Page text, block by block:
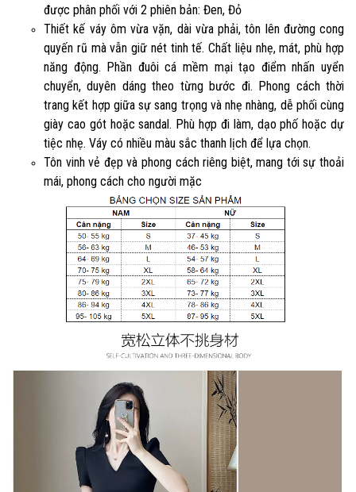
được phân phối với 2 phiên bản: Đen, Đỏ
Thiết kế váy ôm vừa vặn, dài vừa phải, tôn lên đường cong
quyến rũ mà vẫn giữ nét tinh tế. Chất liệu nhẹ, mát, phù hợp
năng động. Phần đuôi cá mềm mại tạo điểm nhấn uyển
chuyển, duyên dáng theo từng bước đi. Phong cách thời
trang kết hợp giữa sự sang trọng và nhẹ nhàng, dễ phối cùng
giày cao gót hoặc sandal. Phù hợp đi làm, dạo phố hoặc dự
tiệc nhẹ. Váy có nhiều màu sắc thanh lịch để lựa chọn.
Tôn vinh vẻ đẹp và phong cách riêng biệt, mang tới sự thoải
mái, phong cách cho người mặc